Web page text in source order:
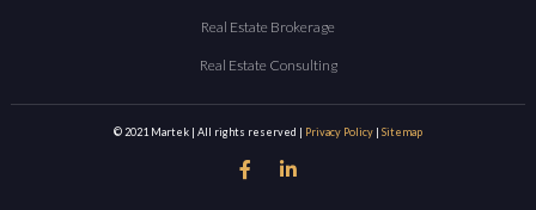
Real Estate Brokerage
Real Estate Consulting
© 2021 Martek | All rights reserved | Privacy Policy | Sitemap
 